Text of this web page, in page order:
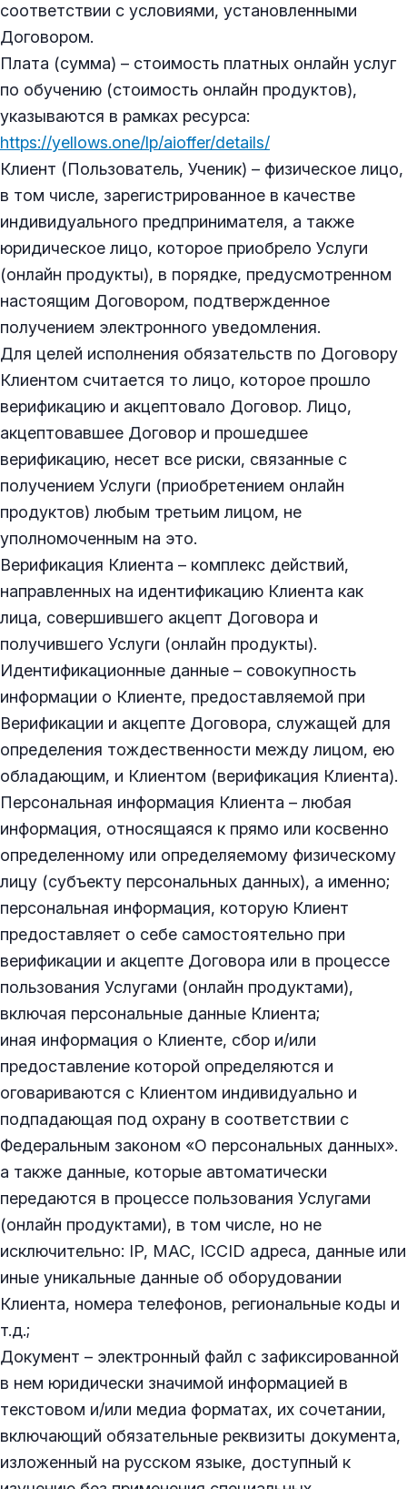
соответствии с условиями, установленными
Договором.
Плата (сумма) – стоимость платных онлайн услуг
по обучению (стоимость онлайн продуктов),
указываются в рамках ресурса:
https://yellows.one/lp/aioffer/details/
Клиент (Пользователь, Ученик) – физическое лицо,
в том числе, зарегистрированное в качестве
индивидуального предпринимателя, а также
юридическое лицо, которое приобрело Услуги
(онлайн продукты), в порядке, предусмотренном
настоящим Договором, подтвержденное
получением электронного уведомления.
Для целей исполнения обязательств по Договору
Клиентом считается то лицо, которое прошло
верификацию и акцептовало Договор. Лицо,
акцептовавшее Договор и прошедшее
верификацию, несет все риски, связанные с
получением Услуги (приобретением онлайн
продуктов) любым третьим лицом, не
уполномоченным на это.
Верификация Клиента – комплекс действий,
направленных на идентификацию Клиента как
лица, совершившего акцепт Договора и
получившего Услуги (онлайн продукты).
Идентификационные данные – совокупность
информации о Клиенте, предоставляемой при
Верификации и акцепте Договора, служащей для
определения тождественности между лицом, ею
обладающим, и Клиентом (верификация Клиента).
Персональная информация Клиента – любая
информация, относящаяся к прямо или косвенно
определенному или определяемому физическому
лицу (субъекту персональных данных), а именно;
персональная информация, которую Клиент
предоставляет о себе самостоятельно при
верификации и акцепте Договора или в процессе
пользования Услугами (онлайн продуктами),
включая персональные данные Клиента;
иная информация о Клиенте, сбор и/или
предоставление которой определяются и
оговариваются с Клиентом индивидуально и
подпадающая под охрану в соответствии с
Федеральным законом «О персональных данных».
а также данные, которые автоматически
передаются в процессе пользования Услугами
(онлайн продуктами), в том числе, но не
исключительно: IP, MAC, ICCID адреса, данные или
иные уникальные данные об оборудовании
Клиента, номера телефонов, региональные коды и
т.д.;
Документ – электронный файл с зафиксированной
в нем юридически значимой информацией в
текстовом и/или медиа форматах, их сочетании,
включающий обязательные реквизиты документа,
изложенный на русском языке, доступный к